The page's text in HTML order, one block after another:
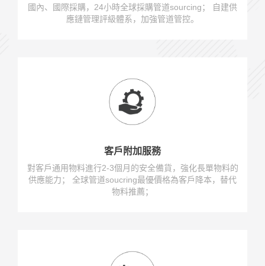
國內、國際採購，24小時全球採購管道sourcing； 自建供
應鏈管理評級體系，加強管道管控。
客戶附加服務
對客戶通用物料進行2-3個月的安全備貨，強化長單物料的
供應能力； 全球管道soucring最優價格為客戶降本，替代
物料推薦；